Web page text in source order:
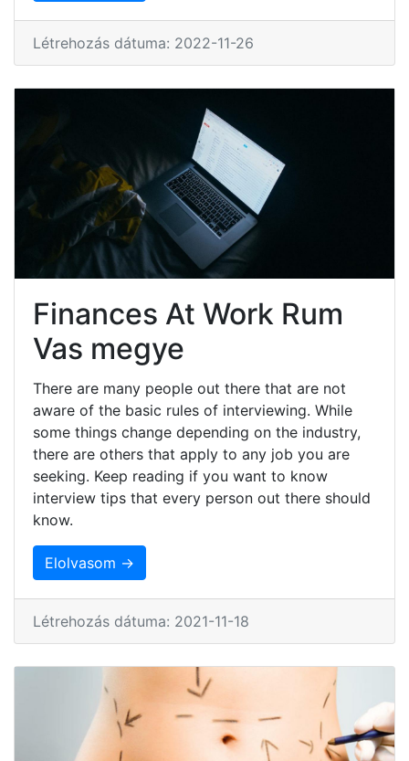
Létrehozás dátuma: 2022-11-26
Finances At Work Rum
Vas megye
There are many people out there that are not
aware of the basic rules of interviewing. While
some things change depending on the industry,
there are others that apply to any job you are
seeking. Keep reading if you want to know
interview tips that every person out there should
know.
Elolvasom →
Létrehozás dátuma: 2021-11-18